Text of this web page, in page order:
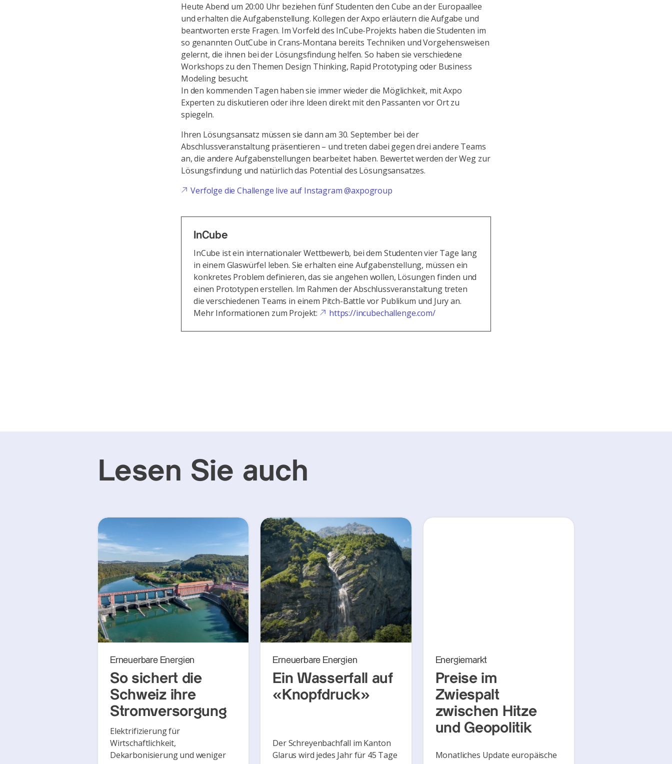
Heute Abend um 20:00 Uhr beziehen fünf Studenten den Cube an der Europaallee
und erhalten die Aufgabenstellung. Kollegen der Axpo erläutern die Aufgabe und
beantworten erste Fragen. Im Vorfeld des InCube-Projekts haben die Studenten im
so genannten OutCube in Crans-Montana bereits Techniken und Vorgehensweisen
gelernt, die ihnen bei der Lösungsfindung helfen. So haben sie verschiedene
Workshops zu den Themen Design Thinking, Rapid Prototyping oder Business
Modeling besucht.
In den kommenden Tagen haben sie immer wieder die Möglichkeit, mit Axpo
Experten zu diskutieren oder ihre Ideen direkt mit den Passanten vor Ort zu
spiegeln.
Ihren Lösungsansatz müssen sie dann am 30. September bei der
Abschlussveranstaltung präsentieren – und treten dabei gegen drei andere Teams
an, die andere Aufgabenstellungen bearbeitet haben. Bewertet werden der Weg zur
Lösungsfindung und natürlich das Potential des Lösungsansatzes.
Verfolge die Challenge live auf Instagram @axpogroup
InCube
InCube ist ein internationaler Wettbewerb, bei dem Studenten vier Tage lang
in einem Glaswürfel leben. Sie erhalten eine Aufgabenstellung, müssen ein
konkretes Problem definieren, das sie angehen wollen, Lösungen finden und
einen Prototypen erstellen. Im Rahmen der Abschlussveranstaltung treten
die verschiedenen Teams in einem Pitch-Battle vor Publikum und Jury an.
Mehr Informationen zum Projekt:
https://incubechallenge.com/
Lesen Sie auch
Erneuerbare Energien
So sichert die
Schweiz ihre
Stromversorgung
Elektrifizierung für
Wirtschaftlichkeit,
Dekarbonisierung und weniger
Erneuerbare Energien
Ein Wasserfall auf
«Knopfdruck»
Der Schreyenbachfall im Kanton
Glarus wird jedes Jahr für 45 Tage
Energiemarkt
Preise im
Zwiespalt
zwischen Hitze
und Geopolitik
Monatliches Update europäische